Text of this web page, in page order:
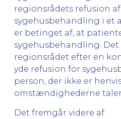
regionsrådets refusion
sygehusbehandling i et
er betinget af, at
sygehusbehandling. Det
regionsrådet efter en
yde refusion for
person, der ikke er
omstændighederne taler
Det fremgår videre af